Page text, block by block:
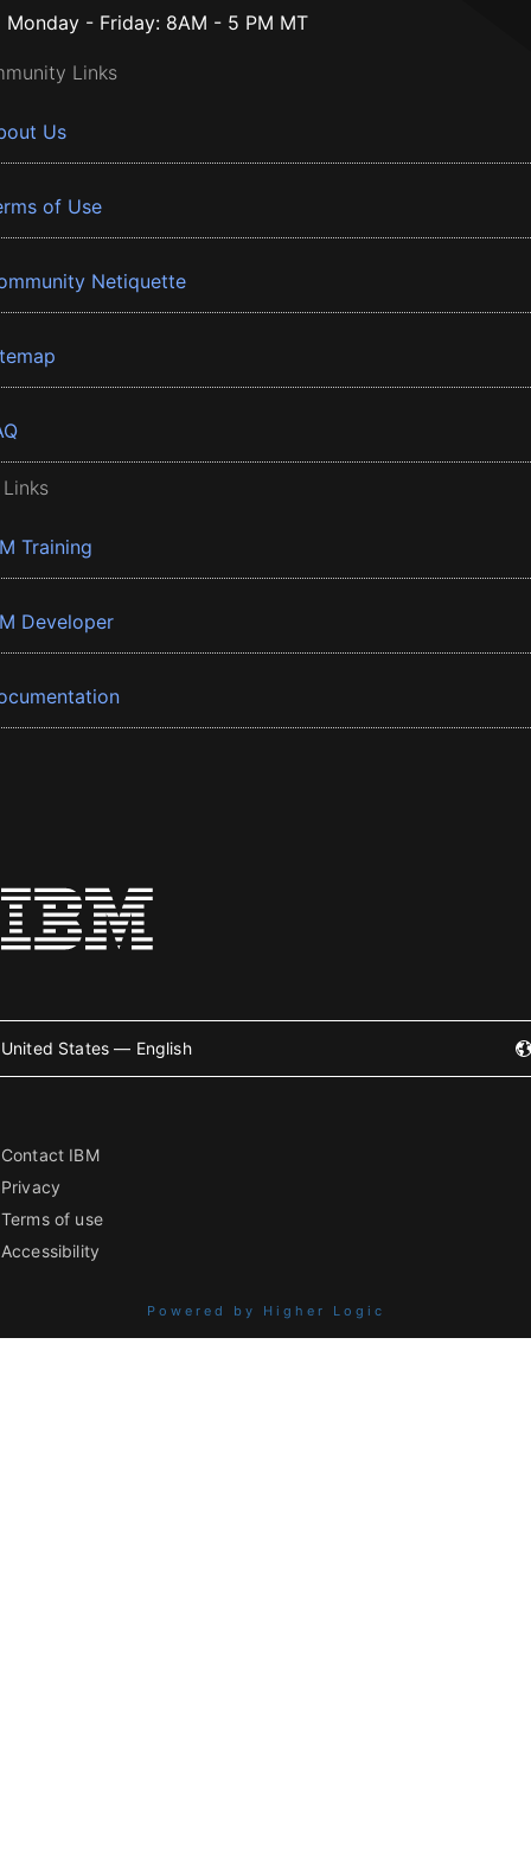
Monday - Friday: 8AM - 5 PM MT
Links
Us
of Use
Netiquette
Training
Developer
United States — English
Contact IBM
Privacy
Terms of use
Accessibility
Powered by Higher Logic